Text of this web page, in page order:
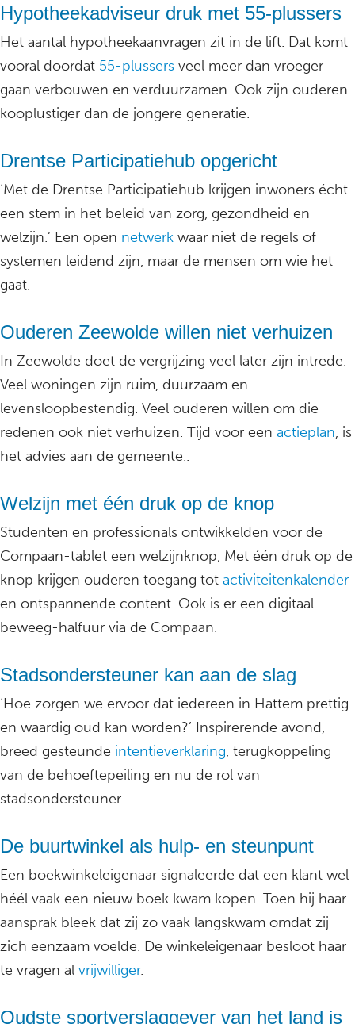
Hypotheekadviseur druk met 55-plussers
Het aantal hypotheekaanvragen zit in de lift. Dat komt
vooral doordat 55-plussers veel meer dan vroeger
gaan verbouwen en verduurzamen. Ook zijn ouderen
kooplustiger dan de jongere generatie.
Drentse Participatiehub opgericht
‘Met de Drentse Participatiehub krijgen inwoners écht
een stem in het beleid van zorg, gezondheid en
welzijn.’ Een open netwerk waar niet de regels of
systemen leidend zijn, maar de mensen om wie het
gaat.
Ouderen Zeewolde willen niet verhuizen
In Zeewolde doet de vergrijzing veel later zijn intrede.
Veel woningen zijn ruim, duurzaam en
levensloopbestendig. Veel ouderen willen om die
redenen ook niet verhuizen. Tijd voor een actieplan, is
het advies aan de gemeente..
Welzijn met één druk op de knop
Studenten en professionals ontwikkelden voor de
Compaan-tablet een welzijnknop, Met één druk op de
knop krijgen ouderen toegang tot activiteitenkalender
en ontspannende content. Ook is er een digitaal
beweeg-halfuur via de Compaan.
Stadsondersteuner kan aan de slag
‘Hoe zorgen we ervoor dat iedereen in Hattem prettig
en waardig oud kan worden?’ Inspirerende avond,
breed gesteunde intentieverklaring, terugkoppeling
van de behoeftepeiling en nu de rol van
stadsondersteuner.
De buurtwinkel als hulp- en steunpunt
Een boekwinkeleigenaar signaleerde dat een klant wel
héél vaak een nieuw boek kwam kopen. Toen hij haar
aansprak bleek dat zij zo vaak langskwam omdat zij
zich eenzaam voelde. De winkeleigenaar besloot haar
te vragen al vrijwilliger.
Oudste sportverslaggever van het land is